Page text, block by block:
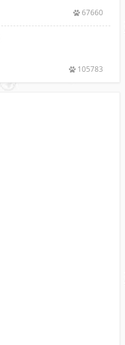
67660
105783